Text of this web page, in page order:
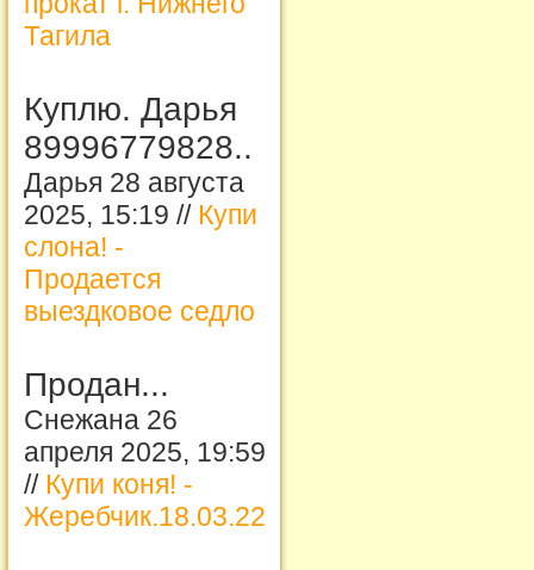
Тагила
Куплю. Дарья
89996779828..
Дарья 28 августа
2025, 15:19 // Купи
слона! -
Продается
выездковое седло
Продан...
Снежана 26
апреля 2025, 19:59
// Купи коня! -
Жеребчик.18.03.22